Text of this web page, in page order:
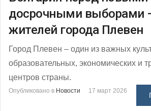
досрочными выборами
жителей города Плевен
Город Плевен – один из важных
образовательных, экономических и
центров страны.
Опубликовано в Новости 17 март 2026